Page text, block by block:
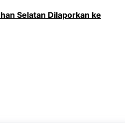
Selatan Dilaporkan ke